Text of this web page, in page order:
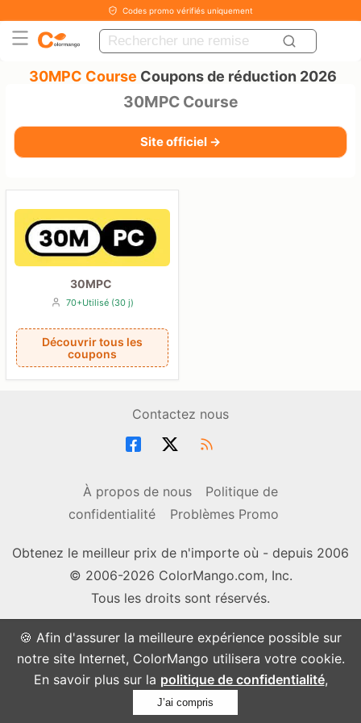
🍪 Afin d'assurer la meilleure expérience possible sur
notre site Internet, ColorMango utilisera votre cookie.
En savoir plus sur la politique de confidentialité,
J’ai compris
Codes promo vérifiés uniquement
30MPC Course Coupons de réduction 2026
30MPC Course
Site officiel →
30MPC
70+Utilisé (30 j)
Découvrir tous les
coupons
Contactez nous
À propos de nous
Politique de
confidentialité
Problèmes Promo
Obtenez le meilleur prix de n'importe où - depuis 2006
© 2006-2026 ColorMango.com, Inc.
Tous les droits sont réservés.